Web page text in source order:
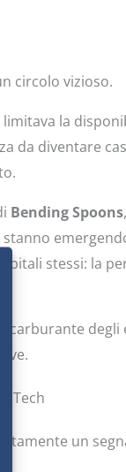
circolo vizioso.
la
da diventare
Bending Spoons
stessi: la
carburante
Tech
un